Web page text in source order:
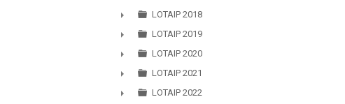
►
►
LOTAIP 2018
►
LOTAIP 2019
►
LOTAIP 2020
►
LOTAIP 2021
LOTAIP 2022